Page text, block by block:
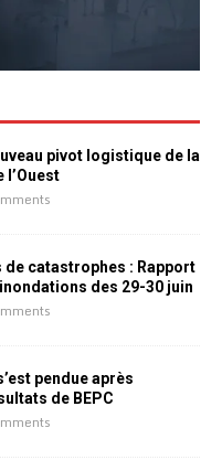
pivot logistique de la
l’Ouest
catastrophes : Rapport
des 29-30 juin
pendue après
de BEPC